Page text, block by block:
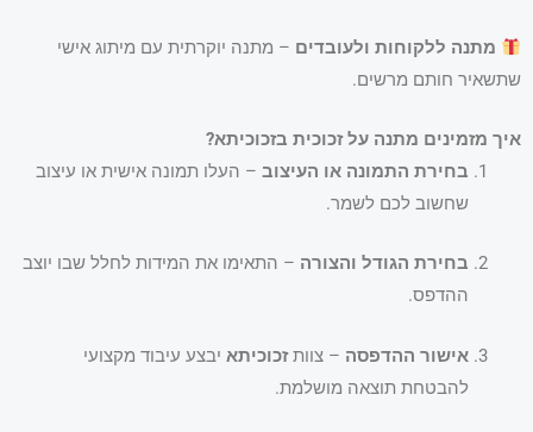
מתנה ללקוחות ולעובדים – מתנה יוקרתית עם מיתוג אישי
שתשאיר חותם מרשים.
איך מזמינים מתנה על זכוכית בזכוכיתא?
בחירת התמונה או העיצוב– העלו תמונה אישית או עיצוב
שחשוב לכם לשמר.
בחירת הגודל והצורה – התאימו את המידות לחלל שבו יוצב
ההדפס.
אישור ההדפסה – צוותזכוכיתאיבצע עיבוד מקצועי
להבטחת תוצאה מושלמת.